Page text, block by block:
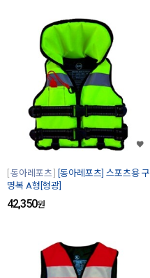
동아레포츠
[동아레포츠] 스포츠용 구
명복 A형[형광]
42,350원